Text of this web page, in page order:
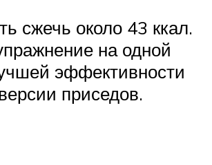
сжечь около 43 ккал.
на одной
эффективности
приседов.